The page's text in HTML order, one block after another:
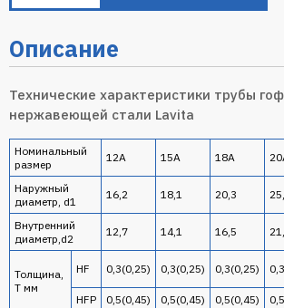
Описание
Технические характеристики трубы
нержавеющей стали Lavita
Номинальный
размер
12А 15А 18А
Наружный
диаметр, d1
16,2 18,1 20,3
Внутренний
диаметр,d2
12,7 14,1 16,5
Толщина,
T мм
HF 0,3(0,25) 0,3(0,25) 0,3(0,25)
HFP 0,5(0,45) 0,5(0,45) 0,5(0,45)